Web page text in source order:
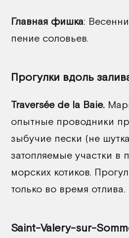
Главная фишка:
пение соловьев.
Прогулки вдоль
Traversée de la Baie.
опытные проводники
зыбучие пески (не
затопляемые участки в
морских котиков.
только во время отлива.
Saint-Valery-sur-